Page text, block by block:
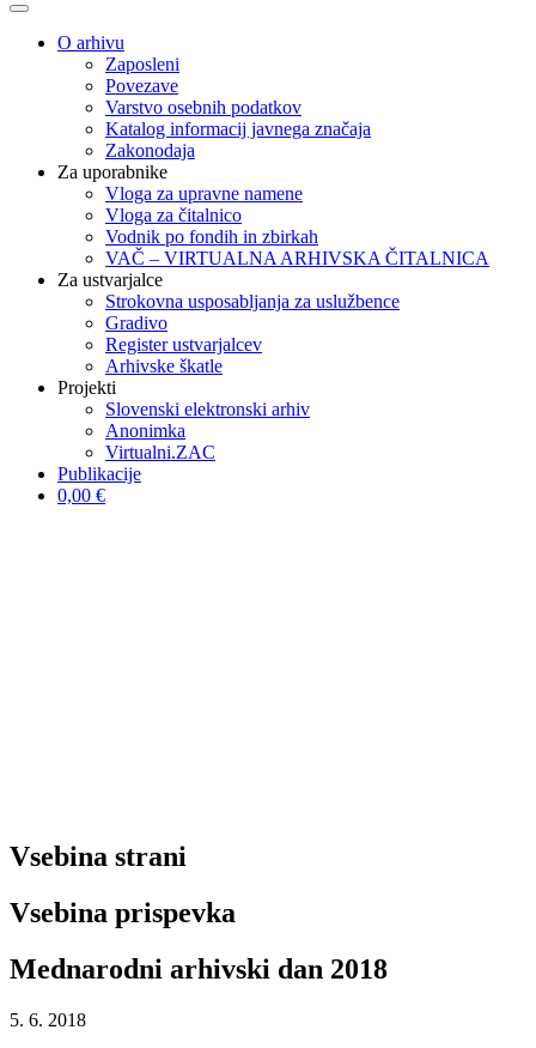
O arhivu
Zaposleni
Povezave
Varstvo osebnih podatkov
Katalog informacij javnega značaja
Zakonodaja
Za uporabnike
Vloga za upravne namene
Vloga za čitalnico
Vodnik po fondih in zbirkah
VAČ – VIRTUALNA ARHIVSKA ČITALNICA
Za ustvarjalce
Strokovna usposabljanja za uslužbence
Gradivo
Register ustvarjalcev
Arhivske škatle
Projekti
Slovenski elektronski arhiv
Anonimka
Virtualni.ZAC
Publikacije
0,00 €
Vsebina strani
Vsebina prispevka
Mednarodni arhivski dan 2018
5. 6. 2018